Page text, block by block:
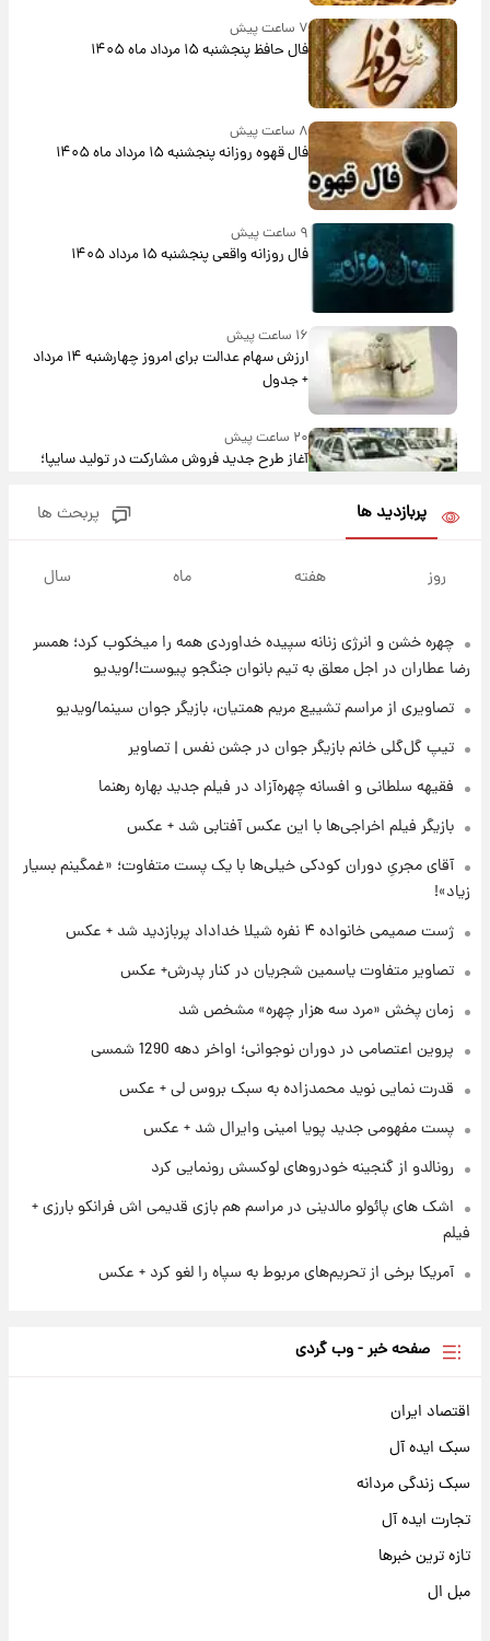
۷ ساعت پیش
فال حافظ پنجشنبه ۱۵ مرداد ماه ۱۴۰۵
۸ ساعت پیش
فال قهوه روزانه پنجشنبه ۱۵ مرداد ماه ۱۴۰۵
۹ ساعت پیش
فال روزانه واقعی پنجشنبه ۱۵ مرداد ۱۴۰۵
۱۶ ساعت پیش
ارزش سهام عدالت برای امروز چهارشنبه ۱۴ مرداد
+ جدول
۲۰ ساعت پیش
آغاز طرح جدید فروش مشارکت در تولید سایپا؛
سود مشارکت چند درصد است؟
۲۲ ساعت پیش
کار استقلال و رامین رضاییان رسما تمام شد +
۲۲ ساعت پیش
مذاق رضاییان خوش نیامد+عکس
پروین اعتصامی در دوران نوجوانی؛ اواخر دهه
قدرت‌نمایی نظامی چین؛ بمب‌افکن حامل موشک
۲۳ ساعت پیش
کرد
پربازدید ها پربحث ها
روز هفته ماه سال
چهره خشن و انرژی زنانه سپیده خداوردی همه را میخکوب کرد؛ همسر
رضا عطاران در اجل معلق به تیم بانوان جنگجو پیوست!/ویدیو
تصاویری از مراسم تشییع مریم همتیان، بازیگر جوان سینما/ویدیو
تیپ گل‌گلی خانم بازیگر جوان در جشن نفس | تصاویر
فقیهه سلطانی و افسانه چهره‌آزاد در فیلم جدید بهاره رهنما
بازیگر فیلم اخراجی‌ها با این عکس آفتابی شد + عکس
آقای مجریِ دوران کودکی خیلی‌ها با یک پست متفاوت؛ «غمگینم بسیار
زیاد»!
ژست صمیمی خانواده ۴ نفره شیلا خداداد پربازدید شد + عکس
تصاویر متفاوت یاسمین شجریان در کنار پدرش+ عکس
زمان پخش «مرد سه هزار چهره» مشخص شد
پروین اعتصامی در دوران نوجوانی؛ اواخر دهه 1290 شمسی
قدرت نمایی نوید محمدزاده به سبک بروس لی + عکس
پست مفهومی جدید پویا امینی وایرال شد + عکس
رونالدو از گنجینه خودروهای لوکسش رونمایی کرد
اشک های پائولو مالدینی در مراسم هم بازی قدیمی اش فرانکو بارزی +
فیلم
آمریکا برخی از تحریم‌های مربوط به سپاه را لغو کرد + عکس
صفحه خبر - وب گردی
اقتصاد ایران
سبک ایده آل
سبک زندگی مردانه
تجارت ایده آل
تازه ترین خبرها
مبل ال